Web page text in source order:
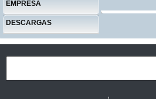
EMPRESA
DESCARGAS